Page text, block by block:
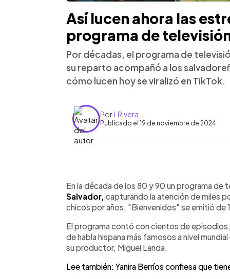
Así lucen ahora las
programa de
Por décadas, el programa de
su reparto acompañó a los
cómo lucen hoy se viralizó en TikTok.
PorI. Rivera
Publicado el 19 de noviembre de 2024
► Escuchar artículo
En la década de los 80 y 90 un programa de
Salvador, capturando la atención de miles
chicos por años. "Bienvenidos" se emitió de
El programa contó con cientos de
de habla hispana más famosos a nivel
su productor, Miguel Landa.
Lee también: Yanira Berríos confiesa que